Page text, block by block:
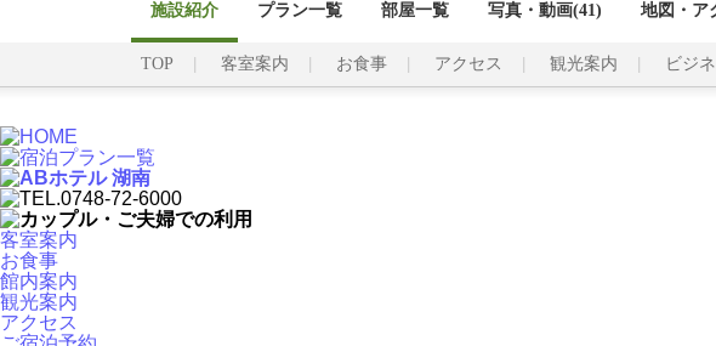
施設紹介 プラン一覧 部屋一覧 写真・動画(41) 地図・ア
TOP 客室案内 お食事 アクセス 観光案内 ビジ
客室案内
お食事
館内案内
観光案内
アクセス